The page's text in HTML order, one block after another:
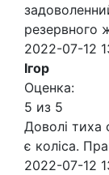
резервного
2022-07-12
Ігор
Оценка:
5 из 5
Доволі тиха
є коліса.
2022-07-12